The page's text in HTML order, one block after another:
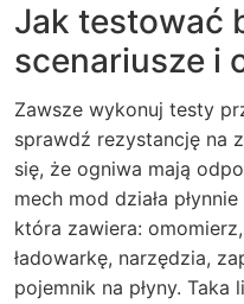
Jak testować
scenariusze i
Zawsze wykonuj testy
sprawdź rezystancję na
się, że ogniwa mają
mech mod działa
która zawiera:
ładowarkę, narzędzia,
pojemnik na płyny.